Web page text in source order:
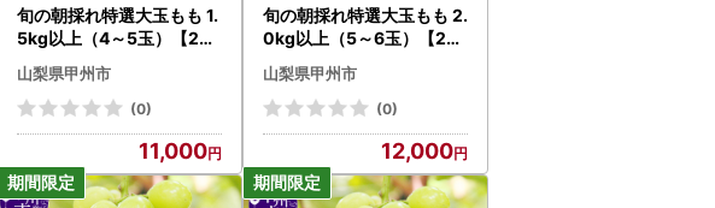
旬の朝採れ特選大玉もも 1.
5kg以上（4～5玉）【202
7年発送】（HO）B-414
桃 フルーツ
山梨県甲州市
(0)
11,000
旬の朝採れ特選大玉もも 2.
0kg以上（5～6玉）【20
27年発送】（HO）B-411
桃 フルーツ
山梨県甲州市
(0)
12,000